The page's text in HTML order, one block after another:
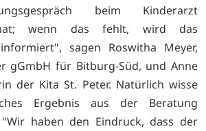
beim Kinderarzt
wenn das fehlt, wird das
sagen Roswitha Meyer,
gGmbH für Bitburg-Süd, und Anne
der Kita St. Peter. Natürlich wisse
Ergebnis aus der Beratung
haben den Eindruck, dass der